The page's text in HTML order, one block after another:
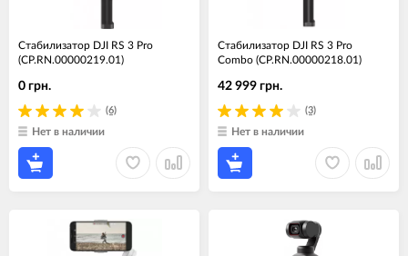
Стабилизатор DJI RS 3 Pro
(CP.RN.00000219.01)
(6)
0 грн.
Нет в наличии
Стабилизатор DJI RS 3 Pro
Combo (CP.RN.00000218.01)
(3)
42 999 грн.
Нет в наличии